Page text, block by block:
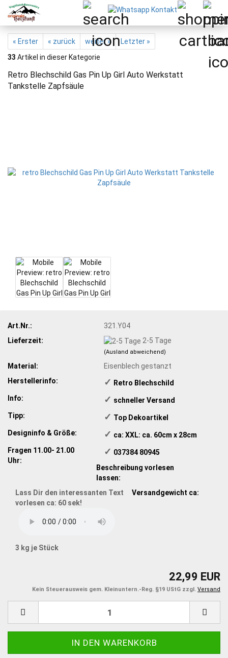
« Erster « zurück weiter »
Letzter »
33 Artikel in dieser Kategorie
Retro Blechschild Gas Pin Up Girl Auto Werkstatt
Tankstelle Zapfsäule
Art.Nr.:
321.Y04
Lieferzeit:
2-5 Tage
(Ausland abweichend)
Material:
Eisenblech gestanzt
Herstellerinfo:
✓ ​Retro Blechschild
Info:
✓ ​schneller Versand
Tipp:
✓ ​Top Dekoartikel
Designinfo & Größe:
✓ ​ ca: XXL: ca. 60cm x 28cm
Fragen 11.00- 21.00
Uhr:
✓ ​ 037384 80945
Beschreibung vorlesen
lassen:
Lass Dir den interessanten Text
vorlesen ca: 60 sek!
Versandgewicht ca:
3 kg je Stück
22,99 EUR
Kein Steuerausweis gem. Kleinuntern.-Reg. §19 UStG zzgl. Versand